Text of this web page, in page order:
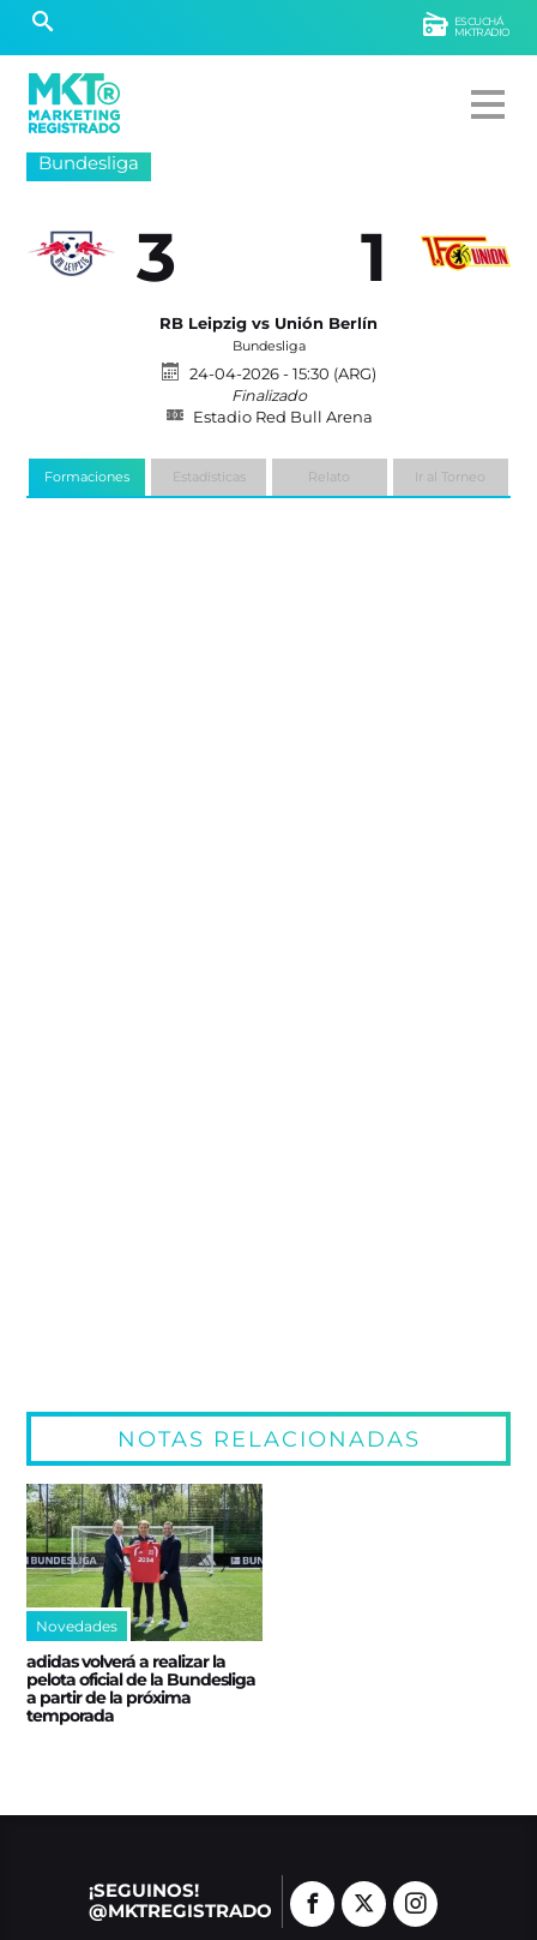
ESCUCHÁ
MKTRADIO
Bundesliga
3 1
RB Leipzig vs Unión Berlín
Bundesliga
24-04-2026 - 15:30 (ARG)
Finalizado
Estadio Red Bull Arena
Formaciones Estadísticas Relato Ir al Torneo
NOTAS RELACIONADAS
Novedades
adidas volverá a realizar la
pelota oficial de la Bundesliga
a partir de la próxima
temporada
¡SEGUINOS!
@MKTREGISTRADO